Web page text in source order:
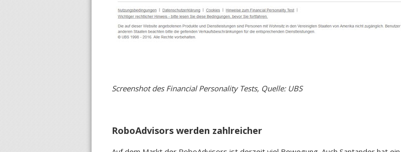
Screenshot des Financial Personality Tests, Quelle: UBS
RoboAdvisors werden zahlreicher